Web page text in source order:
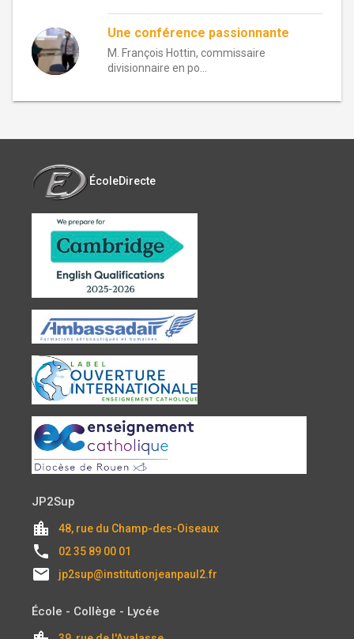
Une conférence passionnante
M. François Hottin, commissaire
divisionnaire en po...
ÉcoleDirecte
JP2Sup
location_city 48, rue du Champ-des-Oiseaux
local_phone 02 35 89 00 01
email jp2sup@institutionjeanpaul2.fr
École - Collège - Lycée